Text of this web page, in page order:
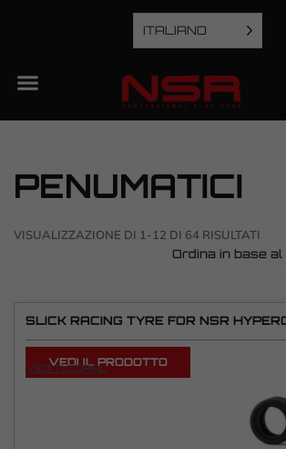
ITALIANO
PENUMATICI
VISUALIZZAZIONE DI 1-12 DI 64 RISULTATI
Ordina in base
SLICK RACING TYRE FOR NSR
VEDI TUTORIAL
VEDI IL PRODOTTO